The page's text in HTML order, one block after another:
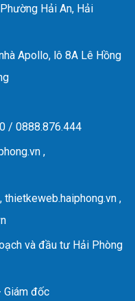
Hải An, Hải
Apollo, lô 8A Lê Hồng
/ 0888.876.444
,
thietkeweb.haiphong.vn ,
và đầu tư Hải Phòng
Giám đốc